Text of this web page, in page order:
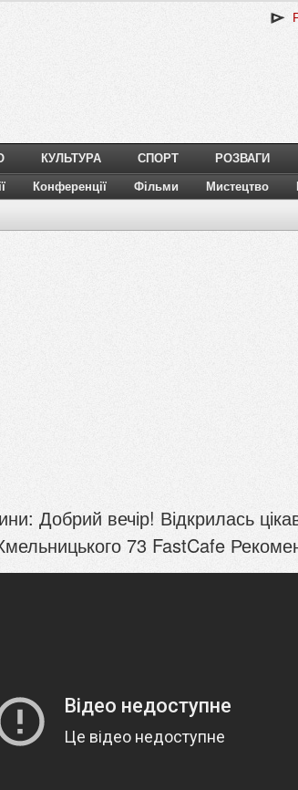
КУЛЬТУРА СПОРТ РОЗВАГИ
Конференції Фільми Мистецтво
Добрий вечір! Відкрилась
73 FastCafe